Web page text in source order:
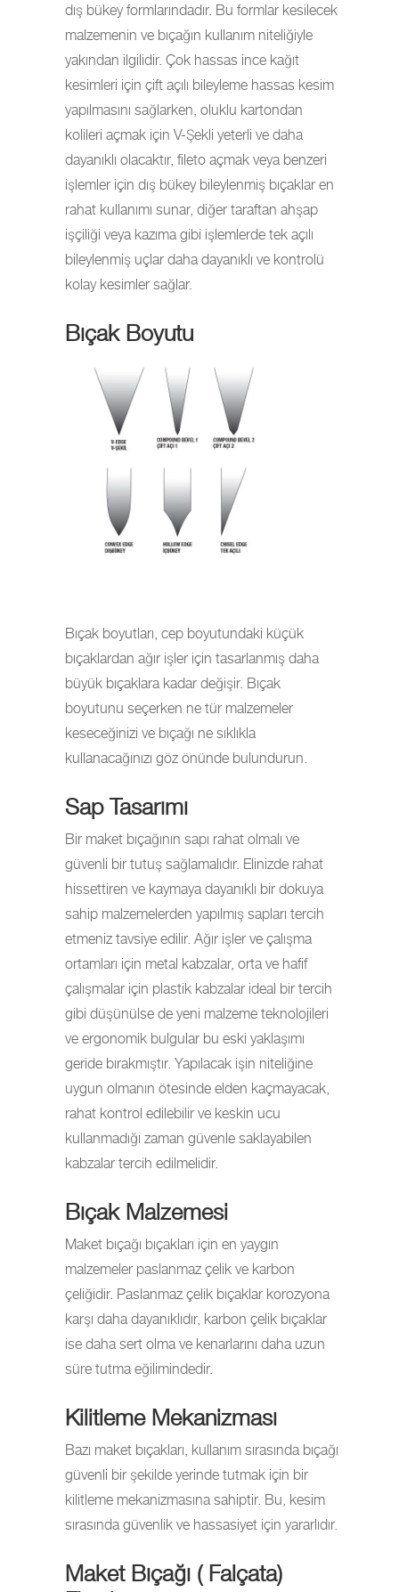
dış bükey formlarındadır. Bu formlar kesilecek
malzemenin ve bıçağın kullanım niteliğiyle
yakından ilgilidir. Çok hassas ince kağıt
kesimleri için çift açılı bileyleme hassas kesim
yapılmasını sağlarken, oluklu kartondan
kolileri açmak için V-Şekli yeterli ve daha
dayanıklı olacaktır, fileto açmak veya benzeri
işlemler için dış bükey bileylenmiş bıçaklar en
rahat kullanımı sunar, diğer taraftan ahşap
işçiliği veya kazıma gibi işlemlerde tek açılı
bileylenmiş uçlar daha dayanıklı ve kontrolü
kolay kesimler sağlar.
Bıçak Boyutu
Bıçak boyutları, cep boyutundaki küçük
bıçaklardan ağır işler için tasarlanmış daha
büyük bıçaklara kadar değişir. Bıçak
boyutunu seçerken ne tür malzemeler
keseceğinizi ve bıçağı ne sıklıkla
kullanacağınızı göz önünde bulundurun.
Sap Tasarımı
Bir maket bıçağının sapı rahat olmalı ve
güvenli bir tutuş sağlamalıdır. Elinizde rahat
hissettiren ve kaymaya dayanıklı bir dokuya
sahip malzemelerden yapılmış sapları tercih
etmeniz tavsiye edilir. Ağır işler ve çalışma
ortamları için metal kabzalar, orta ve hafif
çalışmalar için plastik kabzalar ideal bir tercih
gibi düşünülse de yeni malzeme teknolojileri
ve ergonomik bulgular bu eski yaklaşımı
geride bırakmıştır. Yapılacak işin niteliğine
uygun olmanın ötesinde elden kaçmayacak,
rahat kontrol edilebilir ve keskin ucu
kullanmadığı zaman güvenle saklayabilen
kabzalar tercih edilmelidir.
Bıçak Malzemesi
Maket bıçağı bıçakları için en yaygın
malzemeler paslanmaz çelik ve karbon
çeliğidir. Paslanmaz çelik bıçaklar korozyona
karşı daha dayanıklıdır, karbon çelik bıçaklar
ise daha sert olma ve kenarlarını daha uzun
süre tutma eğilimindedir.
Kilitleme Mekanizması
Bazı maket bıçakları, kullanım sırasında bıçağı
güvenli bir şekilde yerinde tutmak için bir
kilitleme mekanizmasına sahiptir. Bu, kesim
sırasında güvenlik ve hassasiyet için yararlıdır.
Maket Bıçağı ( Falçata)